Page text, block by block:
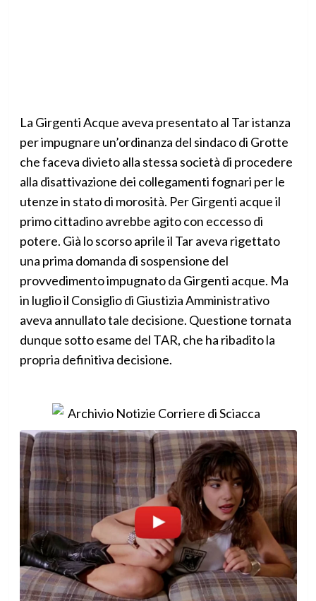
La Girgenti Acque aveva presentato al Tar istanza
per impugnare un’ordinanza del sindaco di Grotte
che faceva divieto alla stessa società di procedere
alla disattivazione dei collegamenti fognari per le
utenze in stato di morosità. Per Girgenti acque il
primo cittadino avrebbe agito con eccesso di
potere. Già lo scorso aprile il Tar aveva rigettato
una prima domanda di sospensione del
provvedimento impugnato da Girgenti acque. Ma
in luglio il Consiglio di Giustizia Amministrativo
aveva annullato tale decisione. Questione tornata
dunque sotto esame del TAR, che ha ribadito la
propria definitiva decisione.